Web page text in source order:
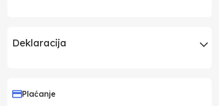
Deklaracija
Plaćanje